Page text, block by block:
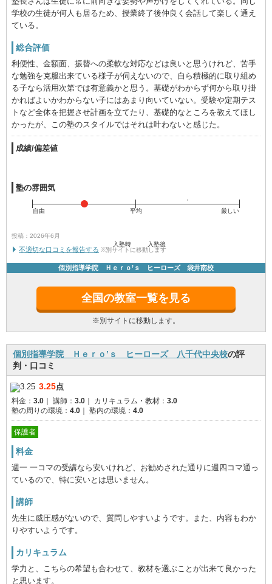
学校の生徒が何人も居るため、授業終了後仲良く会話して楽しく通え
ている。
総合評価
利便性、金額面、振替への柔軟な対応などは良いと思うけれど、苦手
な勉強を克服出来ている様子が伺えないので、自ら積極的に取り組め
る子なら活用次第では有意義かと思う。基礎がわからず何から取り掛
かればよいかわからない子にはあまり向いていない。受験や定期テス
トなど全体を把握させ計画を立てたり、基礎的なところを教えてほし
かったが、この塾のスタイルではそれは叶わないと感じた。
成績/偏差値
入塾時 入塾後
塾の雰囲気
自由 平均 厳しい
投稿：2026年6月
不適切な口コミを報告する ※別サイトに移動します
個別指導学院 Ｈｅｒｏ’ｓ ヒーローズ 袋井南校
全国の教室一覧を見る
※別サイトに移動します。
個別指導学院 Ｈｅｒｏ’ｓ ヒーローズ 八千代中央校の評
判・口コミ
3.25点
料金： 3.0 講師： 3.0 カリキュラム・教材： 3.0
塾の周りの環境： 4.0 塾内の環境： 4.0
保護者
料金
週一 一コマの受講なら安いけれど、お勧めされた通りに週四コマ通っ
ているので、特に安いとは思いません。
講師
先生に威圧感がないので、質問しやすいようです。また、内容もわか
りやすいようです。
カリキュラム
学力と、こちらの希望も合わせて、教材を選ぶことが出来て良かった
と思います。